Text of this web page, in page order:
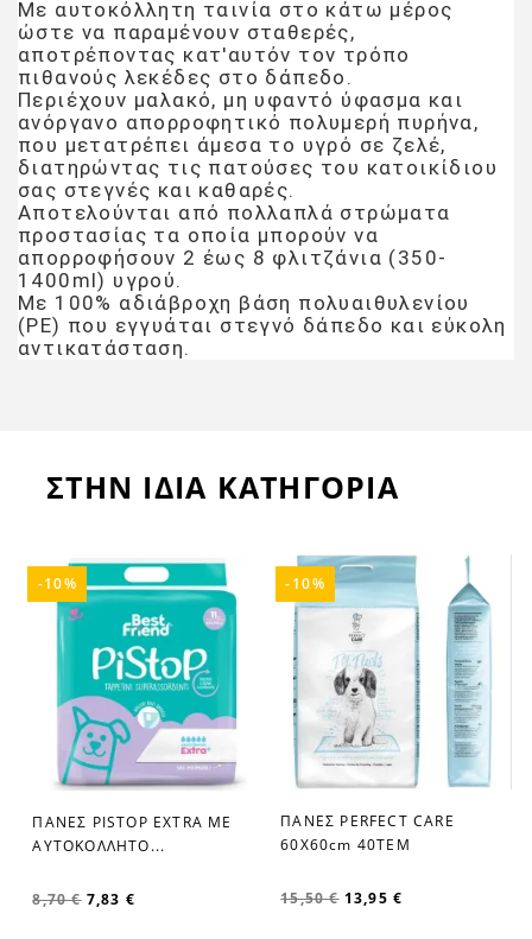
Με αυτοκόλλητη ταινία στο κάτω μέρος
ώστε να παραμένουν σταθερές,
αποτρέποντας κατ'αυτόν τον τρόπο
πιθανούς λεκέδες στο δάπεδο.
Περιέχουν μαλακό, μη υφαντό ύφασμα και
ανόργανο απορροφητικό πολυμερή πυρήνα,
που μετατρέπει άμεσα το υγρό σε ζελέ,
διατηρώντας τις πατούσες του κατοικίδιου
σας στεγνές και καθαρές.
Αποτελούνται από πολλαπλά στρώματα
προστασίας τα οποία μπορούν να
απορροφήσουν 2 έως 8 φλιτζάνια (350-
1400ml) υγρού.
Με 100% αδιάβροχη βάση πολυαιθυλενίου
(PE) που εγγυάται στεγνό δάπεδο και εύκολη
αντικατάσταση.
ΣΤΗΝ ΙΔΙΑ ΚΑΤΗΓΟΡΙΑ
ΠΑΝΕΣ PISTOP EXTRA ΜΕ
ΑΥΤΟΚΟΛΛΗΤΟ...
8,70 € 7,83 €
-10%
ΠΑΝΕΣ PERFECT CARE
60X60cm 40ΤΕΜ
15,50 € 13,95 €
-10%